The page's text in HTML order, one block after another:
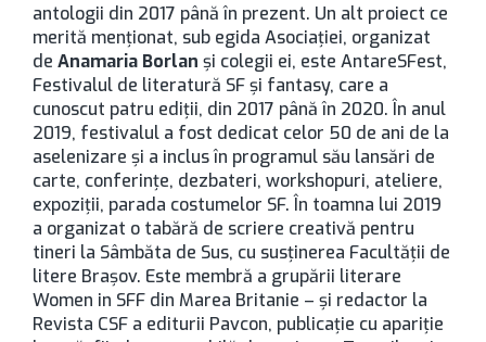
antologii din 2017 până în prezent. Un alt proiect ce
merită menționat, sub egida Asociației, organizat
de Anamaria Borlan și colegii ei, este AntareSFest,
Festivalul de literatură SF și fantasy, care a
cunoscut patru ediții, din 2017 până în 2020. În anul
2019, festivalul a fost dedicat celor 50 de ani de la
aselenizare și a inclus în programul său lansări de
carte, conferințe, dezbateri, workshopuri, ateliere,
expoziții, parada costumelor SF. În toamna lui 2019
a organizat o tabără de scriere creativă pentru
tineri la Sâmbăta de Sus, cu susținerea Facultății de
litere Brașov. Este membră a grupării literare
Women in SFF din Marea Britanie – şi redactor la
Revista CSF a editurii Pavcon, publicaţie cu apariţie